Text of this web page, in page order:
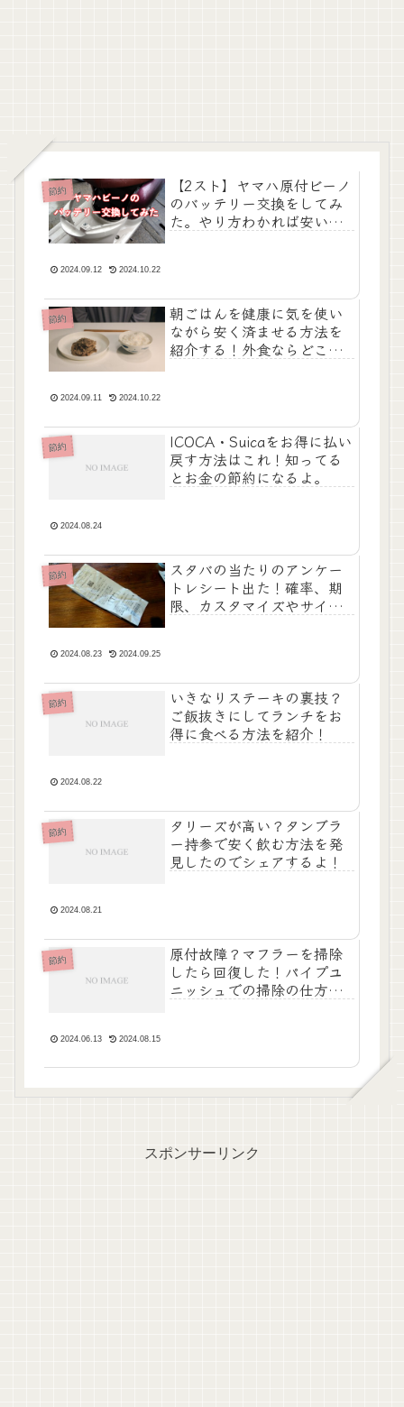
節約
【2スト】ヤマハ原付ビーノ
のバッテリー交換をしてみ
た。やり方わかれば安い
2024.09.12 2024.10.22
節約
朝ごはんを健康に気を使い
ながら安く済ませる方法を
紹介する！外食ならどこが
2024.09.11 2024.10.22
節約
ICOCA・Suicaをお得に払い
戻す方法はこれ！知ってる
とお金の節約になるよ。
2024.08.24
節約
スタバの当たりのアンケー
トレシート出た！確率、期
限、カスタマイズやサイズ
2024.08.23 2024.09.25
節約
いきなりステーキの裏技？
ご飯抜きにしてランチをお
得に食べる方法を紹介！
2024.08.22
節約
タリーズが高い？タンブラ
ー持参で安く飲む方法を発
見したのでシェアするよ！
2024.08.21
節約
原付故障？マフラーを掃除
したら回復した！パイプユ
ニッシュでの掃除の仕方を
2024.06.13 2024.08.15
スポンサーリンク